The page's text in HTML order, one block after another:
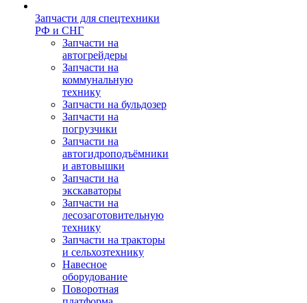
Запчасти для спецтехники
РФ и СНГ
Запчасти на
автогрейдеры
Запчасти на
коммунальную
технику
Запчасти на бульдозер
Запчасти на
погрузчики
Запчасти на
автогидроподъёмники
и автовышки
Запчасти на
экскаваторы
Запчасти на
лесозаготовительную
технику
Запчасти на тракторы
и сельхозтехнику
Навесное
оборудование
Поворотная